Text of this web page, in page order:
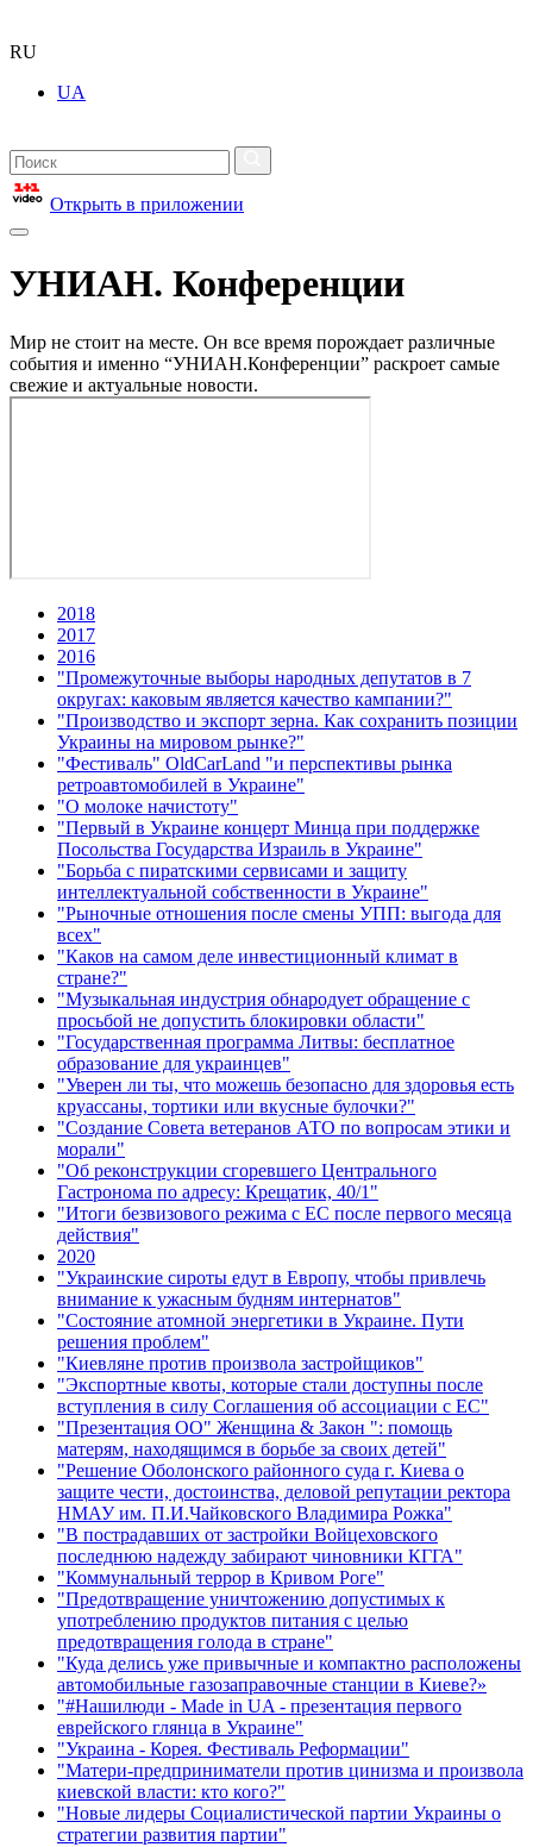
RU
UA
Открыть в приложении
УНИАН. Конференции
Мир не стоит на месте. Он все время порождает различные
события и именно “УНИАН.Конференции” раскроет самые
свежие и актуальные новости.
2018
2017
2016
"Промежуточные выборы народных депутатов в 7
округах: каковым является качество кампании?"
"Производство и экспорт зерна. Как сохранить позиции
Украины на мировом рынке?"
"Фестиваль" OldCarLand "и перспективы рынка
ретроавтомобилей в Украине"
"О молоке начистоту"
"Первый в Украине концерт Минца при поддержке
Посольства Государства Израиль в Украине"
"Борьба с пиратскими сервисами и защиту
интеллектуальной собственности в Украине"
"Рыночные отношения после смены УПП: выгода для
всех"
"Каков на самом деле инвестиционный климат в
стране?"
"Музыкальная индустрия обнародует обращение с
просьбой не допустить блокировки области"
"Государственная программа Литвы: бесплатное
образование для украинцев"
"Уверен ли ты, что можешь безопасно для здоровья есть
круассаны, тортики или вкусные булочки?"
"Создание Совета ветеранов АТО по вопросам этики и
морали"
"Об реконструкции сгоревшего Центрального
Гастронома по адресу: Крещатик, 40/1"
"Итоги безвизового режима с ЕС после первого месяца
действия"
2020
"Украинские сироты едут в Европу, чтобы привлечь
внимание к ужасным будням интернатов"
"Состояние атомной энергетики в Украине. Пути
решения проблем"
"Киевляне против произвола застройщиков"
"Экспортные квоты, которые стали доступны после
вступления в силу Соглашения об ассоциации с ЕС"
"Презентация ОО" Женщина & Закон ": помощь
матерям, находящимся в борьбе за своих детей"
"Решение Оболонского районного суда г. Киева о
защите чести, достоинства, деловой репутации ректора
НМАУ им. П.И.Чайковского Владимира Рожка"
"В пострадавших от застройки Войцеховского
последнюю надежду забирают чиновники КГГА"
"Коммунальный террор в Кривом Роге"
"Предотвращение уничтожению допустимых к
употреблению продуктов питания с целью
предотвращения голода в стране"
"Куда делись уже привычные и компактно расположены
автомобильные газозаправочные станции в Киеве?»
"#Нашилюди - Made in UA - презентация первого
еврейского глянца в Украине"
"Украина - Корея. Фестиваль Реформации"
"Матери-предприниматели против цинизма и произвола
киевской власти: кто кого?"
"Новые лидеры Социалистической партии Украины о
стратегии развития партии"